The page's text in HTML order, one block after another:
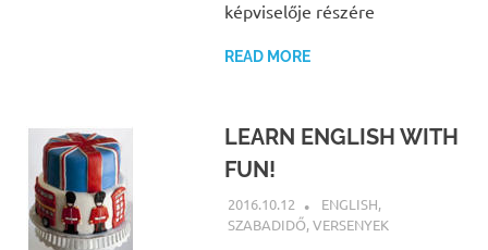
képviselője részére
READ MORE
LEARN ENGLISH WITH
FUN!
2016.10.12 NBEA
ENGLISH,
SZABADIDŐ,VERSENYEK